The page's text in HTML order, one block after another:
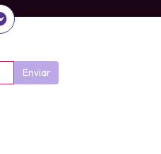
Enviar